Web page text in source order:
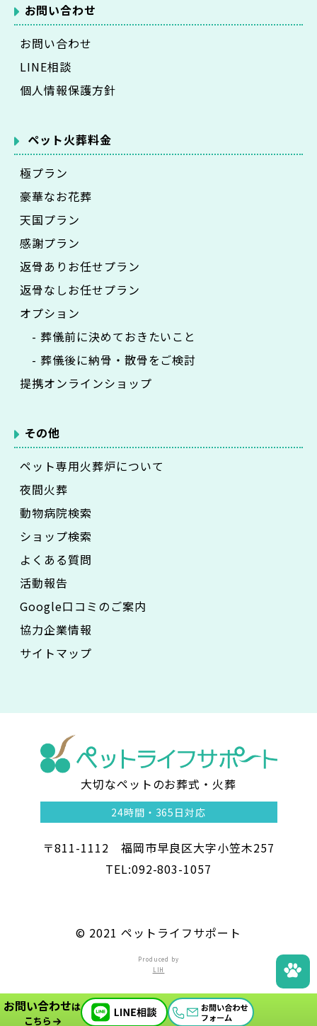
お問い合わせ
お問い合わせ
LINE相談
個人情報保護方針
ペット火葬料金
極プラン
豪華なお花葬
天国プラン
感謝プラン
返骨ありお任せプラン
返骨なしお任せプラン
オプション
- 葬儀前に決めておきたいこと
- 葬儀後に納骨・散骨をご検討
提携オンラインショップ
その他
ペット専用火葬炉について
夜間火葬
動物病院検索
ショップ検索
よくある質問
活動報告
Google口コミのご案内
協力企業情報
サイトマップ
ッ
ト
ポ
大切なペットのお葬式・火葬
24時間・ 365日対応
〒811-1112 福岡市早良区大字小笠木257
TEL:092-803-1057
©︎ 2021 ペットライフサポート
Produced by
LIH
お問い合わせは
こちら